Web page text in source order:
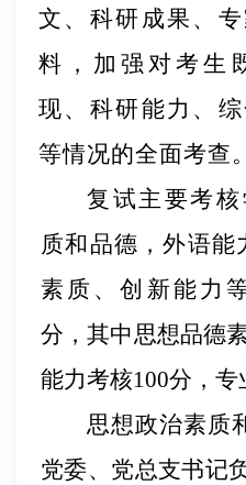
文、科研成果、
料，加强对考生
现、科研能力、
等情况的全面考查。
复试主要考
质和品德，外语能
素质、创新能力
分，其中思想品德
能力考核100分，专
思想政治素质
党委、党总支书记